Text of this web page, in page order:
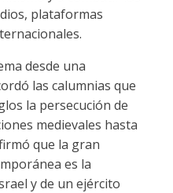
plataformas
desde una
las calumnias que
la persecución de
medievales hasta
que la gran
es la
y de un ejército